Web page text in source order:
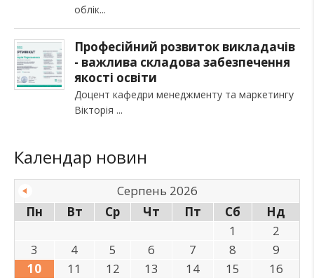
облік
Професійний розвиток викладачів
- важлива складова забезпечення
якості освіти
Доцент кафедри менеджменту та маркетингу
Вікторія
Календар новин
Серпень 2026
Пн
Вт Ср Чт Пт Сб
Нд
1
2
3
4 5 6 7 8
9
10
11 12 13 14 15
16